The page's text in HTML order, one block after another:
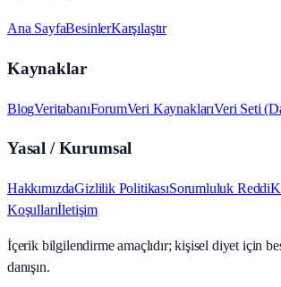
Ana SayfaBesinlerKarşılaştır
Kaynaklar
BlogVeritabanıForumVeri KaynaklarıVeri Seti
Yasal / Kurumsal
HakkımızdaGizlilik PolitikasıSorumluluk Reddi
Koşullarıİletişim
İçerik bilgilendirme amaçlıdır; kişisel diyet için
danışın.